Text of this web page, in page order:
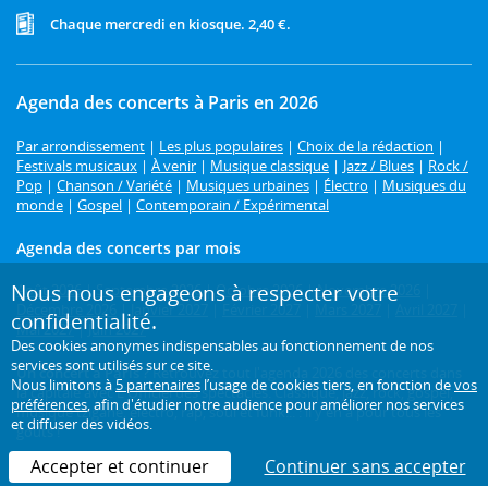
Chaque mercredi en kiosque. 2,40 €.
Agenda des concerts à Paris en 2026
Par arrondissement | Les plus populaires | Choix de la rédaction |
Festivals musicaux | À venir | Musique classique | Jazz / Blues | Rock /
Pop | Chanson / Variété | Musiques urbaines | Électro | Musiques du
monde | Gospel | Contemporain / Expérimental
Agenda des concerts par mois
Août 2026| Septembre 2026|Octobre 2026|Novembre 2026
Décembre 2026
| Janvier 2027 Février 2027
Mai 2027| Juin 2027
Un concert à Paris ?Retrouvez tout l'agenda 2026 des concerts dans
la capitale avec L'Officiel des spectacles. Classique, jazz, rock, gospel,
musique tzigane, électro, rap, soul et funk... : il y en a pour tous les
goûts !
Nous nous engageons à respecter votre
confidentialité.
Des cookies anonymes indispensables au fonctionnement de nos
services sont utilisés sur ce site.
Nous limitons à 5 partenaires l’usage de cookies tiers, en fonction devos
préférences, afin d'étudier notre audience pour améliorer nos services
et diffuser des vidéos.
Accepter et continuer Continuer sans accepter